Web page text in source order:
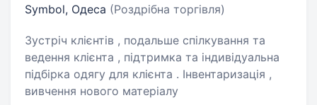
Symbol, Одеса (Роздрібна торгівля)
Зустріч клієнтів , подальше спілкування та
ведення клієнта , підтримка та індивідуальна
підбірка одягу для клієнта . Інвентаризація ,
вивчення нового матеріалу